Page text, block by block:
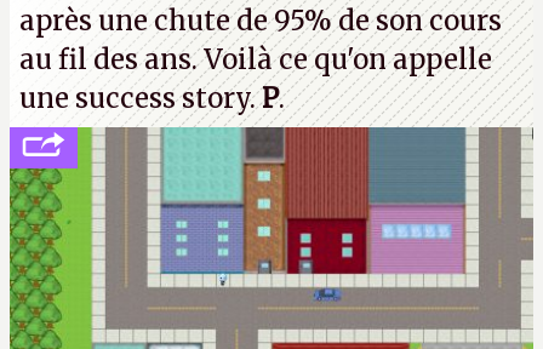
après une chute de 95% de son cours
au fil des ans. Voilà ce qu'on appelle
une success story.P.